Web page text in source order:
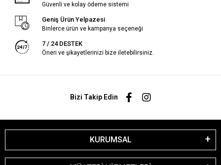
Güvenli ve kolay ödeme sistemi
Geniş Ürün Yelpazesi
Binlerce ürün ve kampanya seçeneği
7 / 24 DESTEK
Öneri ve şikayetlerinizi bize iletebilirsiniz.
Bizi Takip Edin
KURUMSAL